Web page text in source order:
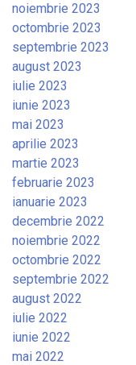
noiembrie 2023
octombrie 2023
septembrie 2023
august 2023
iulie 2023
iunie 2023
mai 2023
aprilie 2023
martie 2023
februarie 2023
ianuarie 2023
decembrie 2022
noiembrie 2022
octombrie 2022
septembrie 2022
august 2022
iulie 2022
iunie 2022
mai 2022